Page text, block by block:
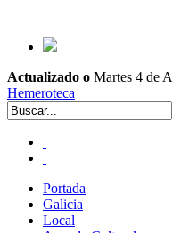
Actualizado o Martes 4 de
Hemeroteca
Portada
Galicia
Local